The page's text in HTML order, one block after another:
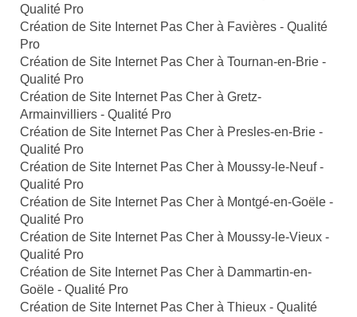
Qualité Pro
Création de Site Internet Pas Cher à Favières - Qualité
Pro
Création de Site Internet Pas Cher à Tournan-en-Brie -
Qualité Pro
Création de Site Internet Pas Cher à Gretz-
Armainvilliers - Qualité Pro
Création de Site Internet Pas Cher à Presles-en-Brie -
Qualité Pro
Création de Site Internet Pas Cher à Moussy-le-Neuf -
Qualité Pro
Création de Site Internet Pas Cher à Montgé-en-Goële -
Qualité Pro
Création de Site Internet Pas Cher à Moussy-le-Vieux -
Qualité Pro
Création de Site Internet Pas Cher à Dammartin-en-
Goële - Qualité Pro
Création de Site Internet Pas Cher à Thieux - Qualité